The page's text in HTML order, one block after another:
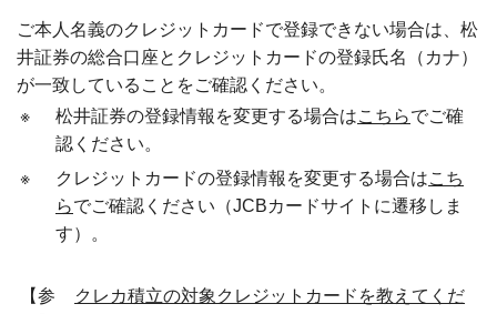
ご本人名義のクレジットカードで登録できない場合は、松
井証券の総合口座とクレジットカードの登録氏名（カナ）
が一致していることをご確認ください。
※
松井証券の登録情報を変更する場合はこちらでご確
認ください。
※
クレジットカードの登録情報を変更する場合はこち
らでご確認ください（JCBカードサイトに遷移しま
す）。
【参
クレカ積立の対象クレジットカードを教えてくだ